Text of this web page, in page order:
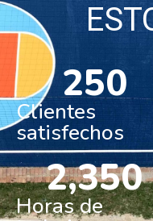
Clientes
satisfechos
250
Horas de
2,350